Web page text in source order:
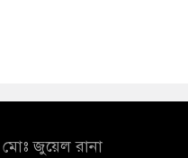
জুয়েল রানা